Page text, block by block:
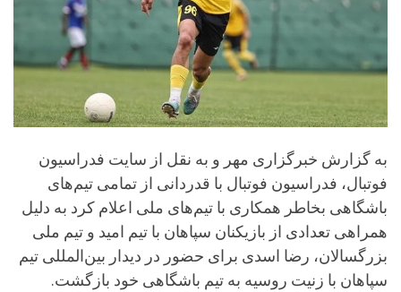
به گزارش خبرگزاری مهر و به نقل از سایت فدراسیون
فوتبال، فدراسیون فوتبال با قدردانی از تمامی تیم‌های
باشگاهی بخاطر همکاری با تیم‌های ملی اعلام کرد به دلیل
همراهی تعدادی از بازیکنان سپاهان با تیم امید و تیم ملی
بزرگسالان، رضا اسدی برای حضور در دیدار بین‌المللی تیم
سپاهان با زنیت روسیه به تیم باشگاهی خود بازگشت.